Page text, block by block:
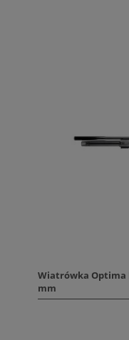
Wiatrówka Optima
mm